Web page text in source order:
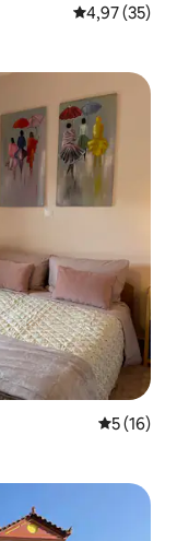
Priemerné
4,97 (35)
5 (16)